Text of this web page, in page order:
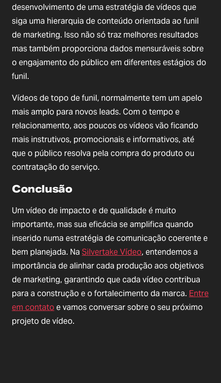
desenvolvimento de uma estratégia de vídeos que
siga uma hierarquia de conteúdo orientada ao funil
de marketing. Isso não só traz melhores resultados
mas também proporciona dados mensuráveis sobre
o engajamento do público em diferentes estágios do
funil.
Vídeos de topo de funil, normalmente tem um apelo
mais amplo para novos leads. Com o tempo e
relacionamento, aos poucos os vídeos vão ficando
mais instrutivos, promocionais e informativos, até
que o público resolva pela compra do produto ou
contratação do serviço.
Conclusão
Um vídeo de impacto e de qualidade é muito
importante, mas sua eficácia se amplifica quando
inserido numa estratégia de comunicação coerente e
bem planejada. Na Silvertake Vídeo, entendemos a
importância de alinhar cada produção aos objetivos
de marketing, garantindo que cada vídeo contribua
para a construção e o fortalecimento da marca. Entre
em contatoe vamos conversar sobre o seu próximo
projeto de vídeo.